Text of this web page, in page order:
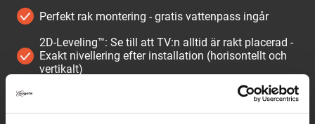
Perfekt rak montering - gratis vattenpass ingår
2D-Leveling™: Se till att TV:n alltid är rakt placerad -
Exakt nivellering efter installation (horisontellt och
vertikalt)
Skyddande TV-lappar - Skydda baksidan av din TV